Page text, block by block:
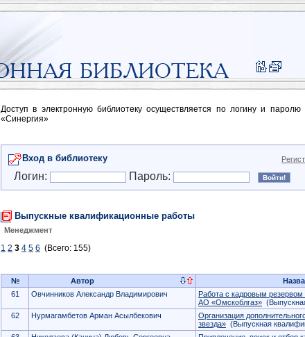
Доступ в электронную библиотеку осуществляется по логину и
«Синергия»
Вход в библиотеку
Логин: Пароль:
Выпускные квалификационные работы
Менеджмент
1 2 3 4 5 6 (Всего: 155)
№ Автор
61
Овчинников Александр Владимирович
Работа с кадровым
АО «Омскоблгаз»
62
Нурмагамбетов Арман Асылбекович
Организация
звезда» (Выпускная